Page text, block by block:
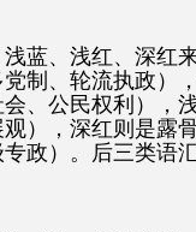
蓝、浅红、深红
制、轮流执政）
、公民权利），
），深红则是露
政）。后三类语